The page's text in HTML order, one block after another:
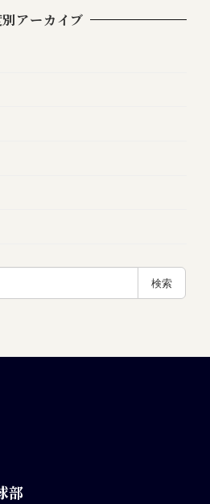
アーカイブ
検索
部